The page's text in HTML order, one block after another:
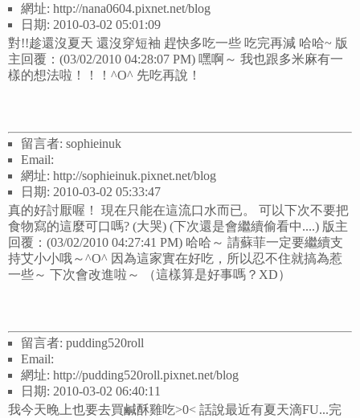
網址: http://nana0604.pixnet.net/blog
日期: 2010-03-02 05:01:09
對!!趁還沒夏天 還沒穿短袖 趕快多吃一些 吃完再減 哈哈~ 版
主回覆：(03/02/2010 04:28:07 PM) 嘿啊～ 我也跟多米麻有一
樣的想法啦！！！^O^ 先吃再說！
留言者: sophieinuk
Email:
網址: http://sophieinuk.pixnet.net/blog
日期: 2010-03-02 05:33:47
真的好討厭喔！ 現在只能在這流口水而已。 可以下次不要把
食物寫的這麼可口嗎? (大哭) (下次還是會繼續偷看中....) 版主
回覆：(03/02/2010 04:27:41 PM) 哈哈～ 請蘇菲一定要繼續支
持艾小小哦～^O^ 因為這家實在好吃，所以忍不住就搞為惹
一些～ 下次會改進啦～ （這樣算是好事嗎？XD）
留言者: pudding520roll
Email:
網址: http://pudding520roll.pixnet.net/blog
日期: 2010-03-02 06:40:11
我今天晚上也要去買鹹酥雞吃>0< 話說最近有夏天滴FU...完